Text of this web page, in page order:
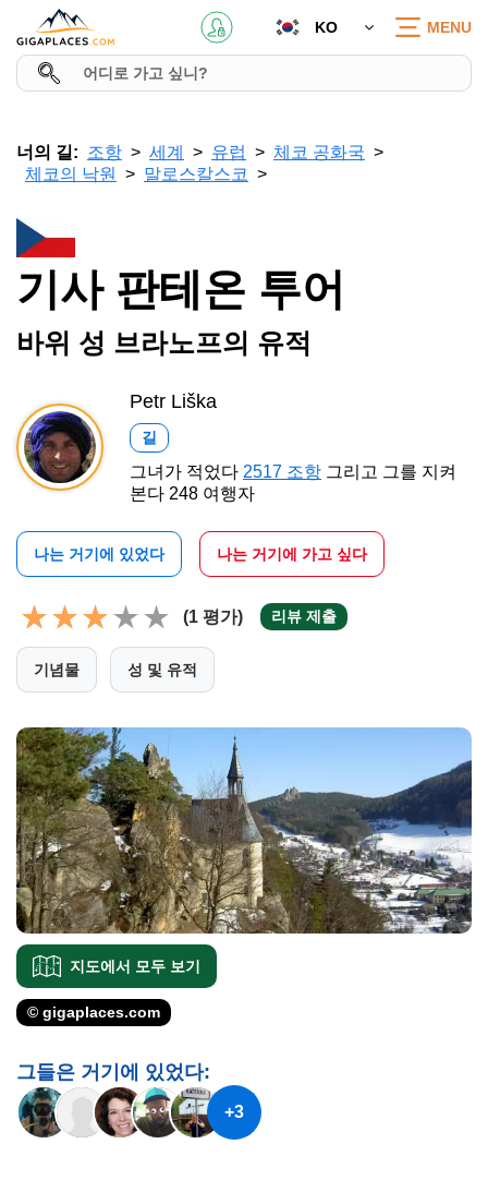
KO MENU
너의 길: 조항 세계 유럽
체코 공화국
체코의 낙원
말로스칼스코
기사 판테온 투어
바위 성 브라노프의 유적
Petr Liška
길
그녀가 적었다 2517 조항 그리고 그를 지켜
본다 248 여행자
나는 거기에 있었다 나는 거기에 가고 싶다
(1 평가) 리뷰 제출
기념물 성 및 유적
지도에서 모두 보기
© gigaplaces.com
그들은 거기에 있었다:
+3